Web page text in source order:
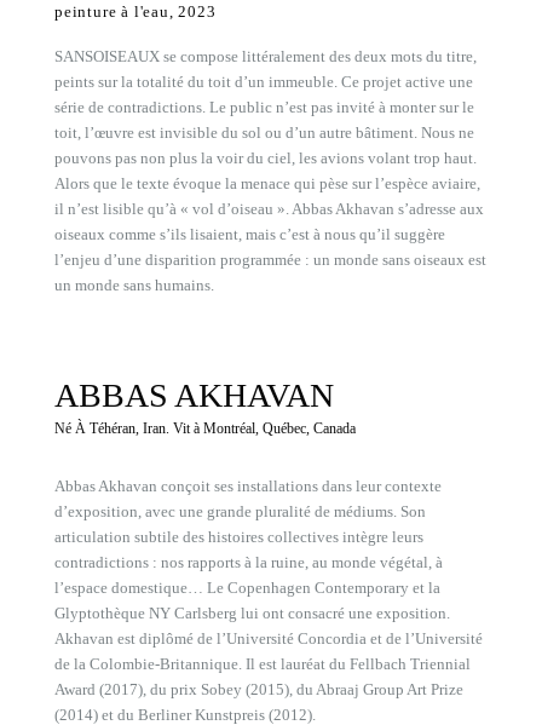
peinture à l'eau, 2023
SANSOISEAUX se compose littéralement des deux mots du titre,
peints sur la totalité du toit d’un immeuble. Ce projet active une
série de contradictions. Le public n’est pas invité à monter sur le
toit, l’œuvre est invisible du sol ou d’un autre bâtiment. Nous ne
pouvons pas non plus la voir du ciel, les avions volant trop haut.
Alors que le texte évoque la menace qui pèse sur l’espèce aviaire,
il n’est lisible qu’à « vol d’oiseau ». Abbas Akhavan s’adresse aux
oiseaux comme s’ils lisaient, mais c’est à nous qu’il suggère
l’enjeu d’une disparition programmée : un monde sans oiseaux est
un monde sans humains.
ABBAS AKHAVAN
Né À Téhéran, Iran. Vit à Montréal, Québec, Canada
Abbas Akhavan conçoit ses installations dans leur contexte
d’exposition, avec une grande pluralité de médiums. Son
articulation subtile des histoires collectives intègre leurs
contradictions : nos rapports à la ruine, au monde végétal, à
l’espace domestique… Le Copenhagen Contemporary et la
Glyptothèque NY Carlsberg lui ont consacré une exposition.
Akhavan est diplômé de l’Université Concordia et de l’Université
de la Colombie-Britannique. Il est lauréat du Fellbach Triennial
Award (2017), du prix Sobey (2015), du Abraaj Group Art Prize
(2014) et du Berliner Kunstpreis (2012).